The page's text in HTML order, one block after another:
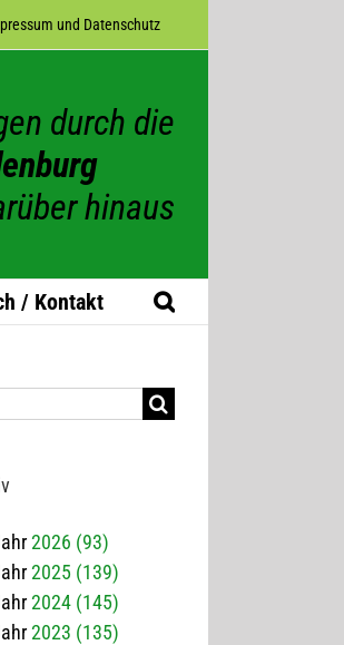
und Datenschutz
durch die
hinaus
/ Kontakt
2026 (93)
2025 (139)
2024 (145)
2023 (135)